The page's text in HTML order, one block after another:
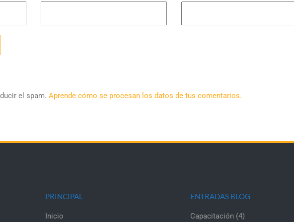
el spam. Aprende cómo se procesan los datos de tus comentarios.
PRINCIPAL
Inicio
ENTRADAS BLOG
Capacitación (4)